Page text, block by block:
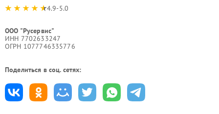
4.9-5.0
ООО "Русервис"
ИНН 7702633247
ОГРН 1077746335776
Поделиться в соц. сетях: